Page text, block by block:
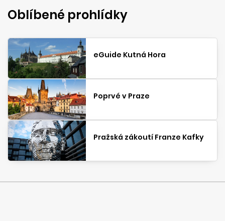
Oblíbené prohlídky
eGuide Kutná Hora
Poprvé v Praze
Pražská zákoutí Franze Kafky